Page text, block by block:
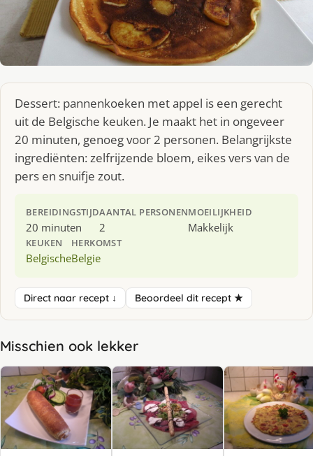
Dessert: pannenkoeken met appel is een gerecht
uit de Belgische keuken. Je maakt het in ongeveer
20 minuten, genoeg voor 2 personen. Belangrijkste
ingrediënten: zelfrijzende bloem, eikes vers van de
pers en snuifje zout.
BEREIDINGSTIJD
20 minuten
AANTAL PERSONEN
2
MOEILIJKHEID
Makkelijk
KEUKEN
Belgische
HERKOMST
Belgie
Direct naar recept ↓ Beoordeel dit recept ★
Misschien ook lekker